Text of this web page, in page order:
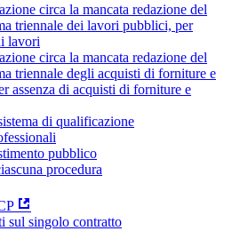
circa la mancata redazione del
triennale dei lavori pubblici, per
lavori
circa la mancata redazione del
triennale degli acquisti di forniture e
assenza di acquisti di forniture e
di qualificazione
pubblico
procedura
sul singolo contratto